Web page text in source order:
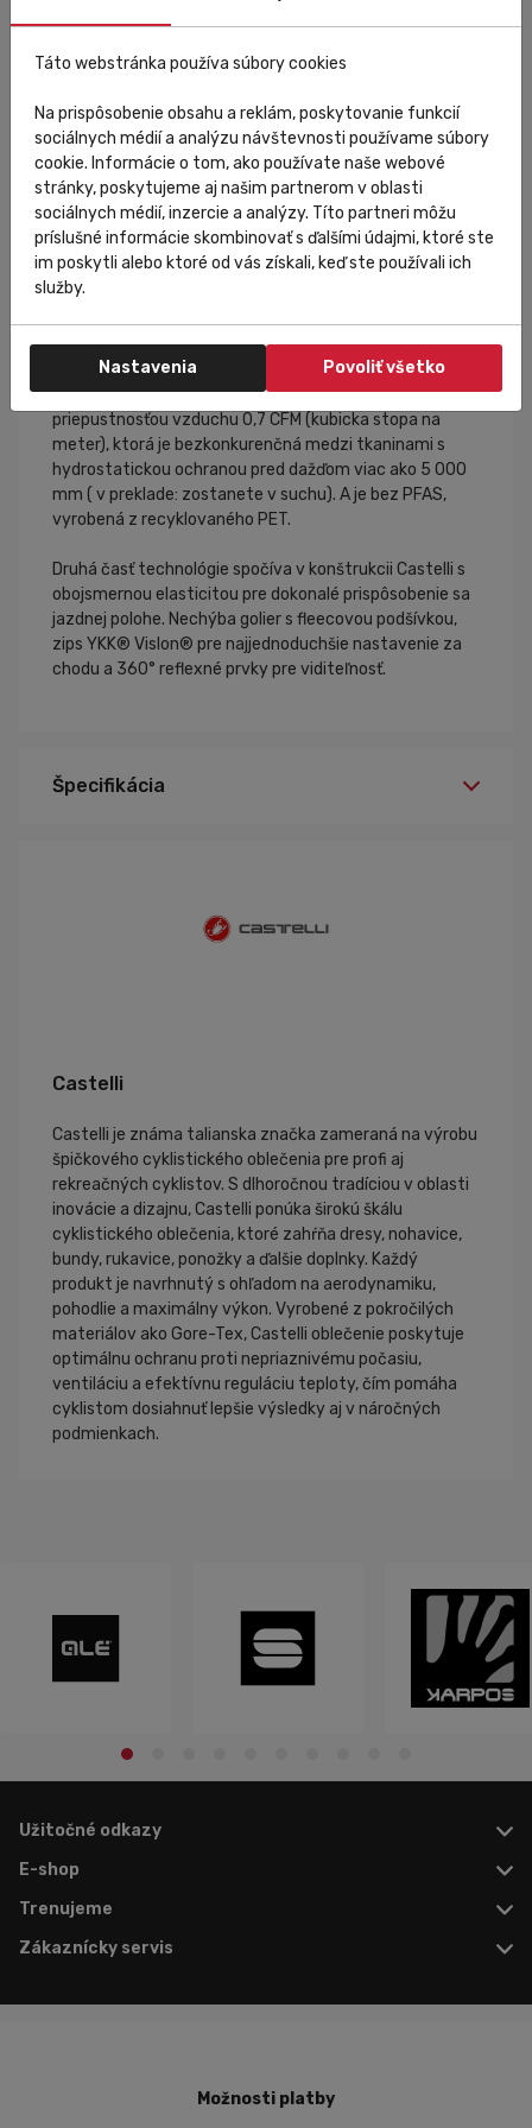
100%polyester
Navrhnutá, aby zvládla všetko, pri jazde v chladných a
niekedy mokrých podmienkach.
Časť technológie spočíva v materiáli Polartec®
AirCore™ s fleecovou podšívkou o hmotnosti 298g.
Je mimoriadne teplá, s mikromriežkovou štruktúrou vo
vnútri, ktorá zachytáva vzduch pre izoláciu, a je plne
odolná voči vetru. Je tiež mimoriadne priedušná, s
priepustnosťou vzduchu 0,7 CFM (kubicka stopa na
meter), ktorá je bezkonkurenčná medzi tkaninami s
hydrostatickou ochranou pred dažďom viac ako 5 000
mm ( v preklade: zostanete v suchu). A je bez PFAS,
vyrobená z recyklovaného PET.
Druhá časť technológie spočíva v konštrukcii Castelli s
obojsmernou elasticitou pre dokonalé prispôsobenie sa
jazdnej polohe. Nechýba golier s fleecovou podšívkou,
zips YKK® Vislon® pre najjednoduchšie nastavenie za
chodu a 360° reflexné prvky pre viditeľnosť.
Špecifikácia
Castelli
Castelli je známa talianska značka zameraná na výrobu
špičkového cyklistického oblečenia pre profi aj
rekreačných cyklistov. S dlhoročnou tradíciou v oblasti
inovácie a dizajnu, Castelli ponúka širokú škálu
cyklistického oblečenia, ktoré zahŕňa dresy, nohavice,
bundy, rukavice, ponožky a ďalšie doplnky. Každý
produkt je navrhnutý s ohľadom na aerodynamiku,
pohodlie a maximálny výkon. Vyrobené z pokročilých
materiálov ako Gore-Tex, Castelli oblečenie poskytuje
optimálnu ochranu proti nepriaznivému počasiu,
ventiláciu a efektívnu reguláciu teploty, čím pomáha
cyklistom dosiahnuť lepšie výsledky aj v náročných
podmienkach.
Užitočné odkazy
E-shop
Trenujeme
Zákaznícky servis
Možnosti platby
Táto webstránka používa súbory cookies
Na prispôsobenie obsahu a reklám, poskytovanie funkcií
sociálnych médií a analýzu návštevnosti používame súbory
cookie. Informácie o tom, ako používate naše webové
stránky, poskytujeme aj našim partnerom v oblasti
sociálnych médií, inzercie a analýzy. Títo partneri môžu
príslušné informácie skombinovať s ďalšími údajmi, ktoré ste
im poskytli alebo ktoré od vás získali, keď ste používali ich
služby.
Nastavenia Povoliť všetko